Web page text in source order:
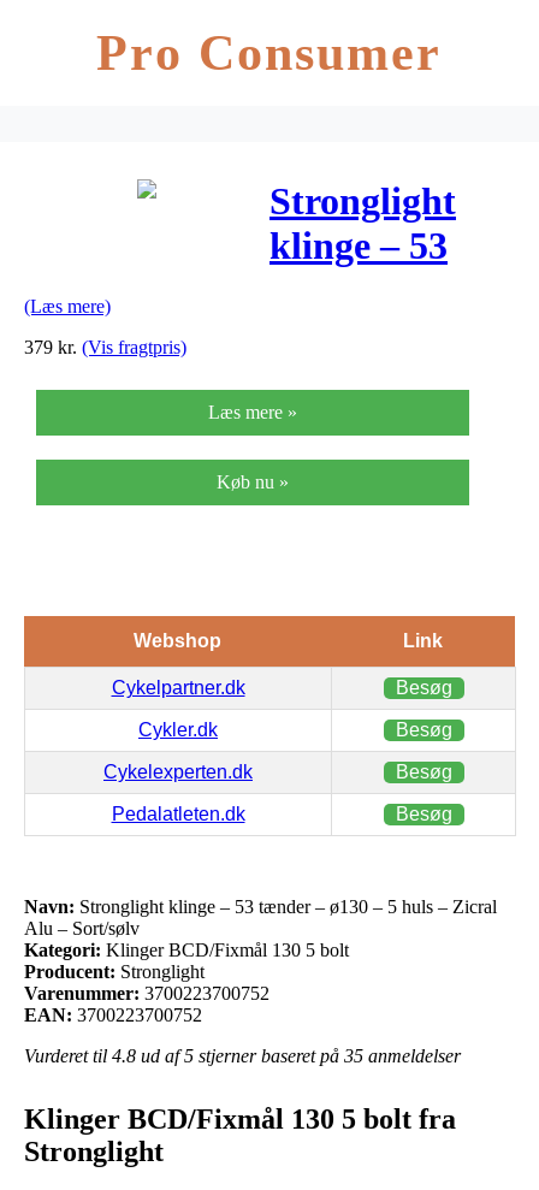
Pro Consumer
Stronglight
klinge – 53
Zicral Alu –
Sort/sølv
(Læs mere)
379 kr. (Vis fragtpris)
Læs mere »
Køb nu »
Webshop Link
Cykelpartner.dk Besøg
Cykler.dk Besøg
Cykelexperten.dk Besøg
Pedalatleten.dk Besøg
Navn: Stronglight klinge – 53 tænder – ø130 – 5 huls – Zicral
Alu – Sort/sølv
Kategori: Klinger BCD/Fixmål 130 5 bolt
Producent: Stronglight
Varenummer: 3700223700752
EAN: 3700223700752
Vurderet til 4.8 ud af 5 stjerner baseret på 35 anmeldelser
Klinger BCD/Fixmål 130 5 bolt fra
Stronglight